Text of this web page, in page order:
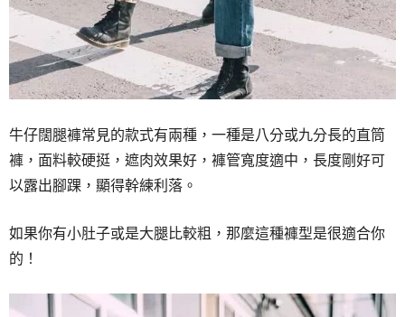
牛仔闊腿褲常見的款式有兩種，一種是八分或九分長的直筒
褲，面料較硬挺，遮肉效果好，褲管寬度適中，長度剛好可
以露出腳踝，顯得幹練利落。
如果你有小肚子或是大腿比較粗，那麼這種褲型是很適合你
的！